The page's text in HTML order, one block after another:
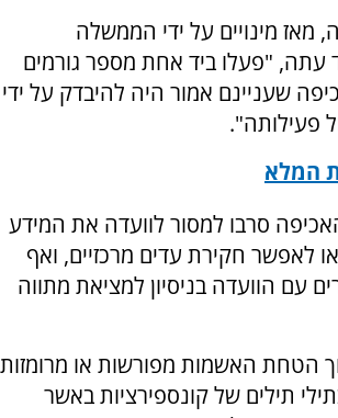
מאז מינויים על ידי הממשלה
2023 ועד עתה, "פעלו ביד אחת מספר גורמים
שעניינם אמור היה להיבדק על ידי
פעילותה".
המלא
סרבו למסור לוועדה את המידע
לאפשר חקירת עדים מרכזיים, ואף
עם הוועדה בניסיון למציאת מתווה
הטחת האשמות מפורשות או מרומזות
תילים של קונספירציות באשר